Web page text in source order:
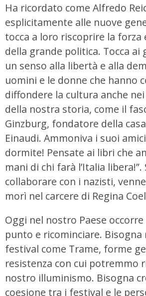
Ha ricordato come Alfredo
esplicitamente alle nuove
tocca a loro riscoprire la forza
della grande politica. Tocca ai
un senso alla libertà e alla
uomini e le donne che hanno
diffondere la cultura anche
della nostra storia, come il
Ginzburg, fondatore della
Einaudi. Ammoniva i suoi
dormite! Pensate ai libri che
mani di chi farà l’Italia
collaborare con i nazisti,
morì nel carcere di Regina
Oggi nel nostro Paese
punto e ricominciare.
festival come Trame, forme
resistenza con cui potremmo
nostro illuminismo. Bisogna
coesione tra i festival e le